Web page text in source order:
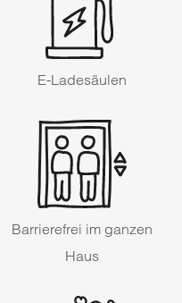
E-Ladesäulen
Barrierefrei im ganzen
Haus